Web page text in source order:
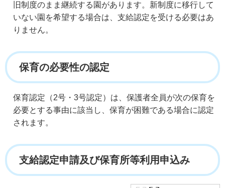
旧制度のまま継続する園があります。新制度に移行して
いない園を希望する場合は、支給認定を受ける必要はあ
りません。
保育の必要性の認定
保育認定（2号・3号認定）は、保護者全員が次の保育を
必要とする事由に該当し、保育が困難である場合に認定
されます。
支給認定申請及び保育所等利用申込み